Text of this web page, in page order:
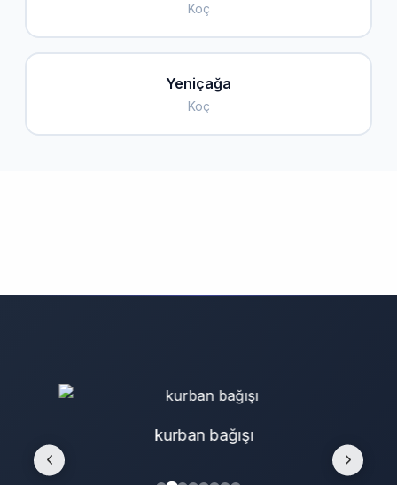
Koç
Yeniçağa
Koç
kurban bağışı